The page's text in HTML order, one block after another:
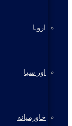
اروپا
اوراسیا
خاورمیانه